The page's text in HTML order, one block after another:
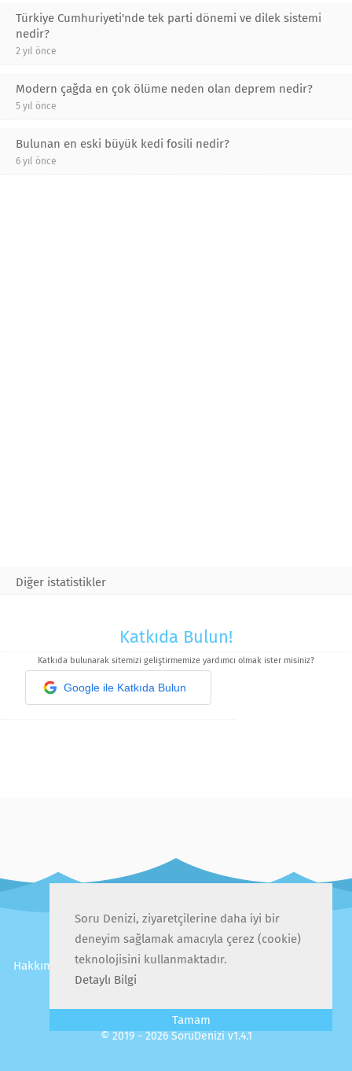
Türkiye Cumhuriyeti'nde tek parti dönemi ve dilek sistemi
nedir?
2 yıl önce
Modern çağda en çok ölüme neden olan deprem nedir?
5 yıl önce
Bulunan en eski büyük kedi fosili nedir?
6 yıl önce
Diğer istatistikler
Katkıda Bulun!
Katkıda bulunarak sitemizi geliştirmemize yardımcı olmak ister misiniz?
Google ile Katkıda Bulun
Hakkımızda İletişim Gizlilik Politikası
Kullanıcı Sözleşmesi
Sıkça Sorulan Sorular
© 2019 - 2026 SoruDenizi v1.4.1
Soru Denizi, ziyaretçilerine daha iyi bir
deneyim sağlamak amacıyla çerez (cookie)
teknolojisini kullanmaktadır.
Detaylı Bilgi
Tamam